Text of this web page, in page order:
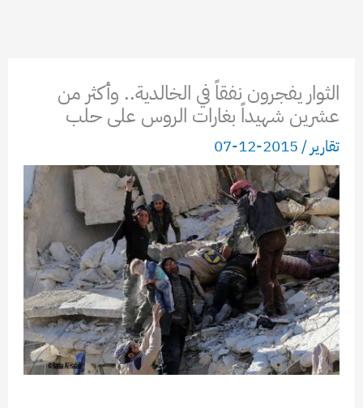
الثوار يفجرون نفقاً في الخالدية.. وأكثر من
عشرين شهيداً بغارات الروس على حلب
تقارير /
2015-12-07